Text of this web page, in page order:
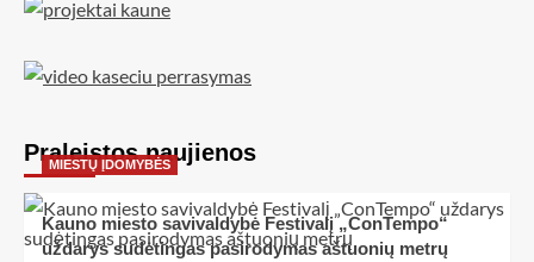
Praleistos naujienos
MIESTŲ ĮDOMYBĖS
Kauno miesto savivaldybė Festivalį „ConTempo“
uždarys sudėtingas pasirodymas aštuonių metrų